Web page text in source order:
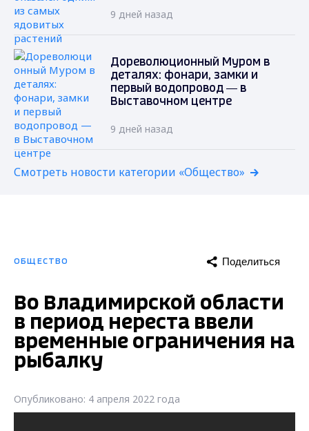
9 дней назад
Дореволюционный Муром в
деталях: фонари, замки и
первый водопровод — в
Выставочном центре
9 дней назад
Смотреть новости категории «Общество»
ОБЩЕСТВО Поделиться
Во Владимирской области
в период нереста ввели
временные ограничения на
рыбалку
Опубликовано: 4 апреля 2022 года